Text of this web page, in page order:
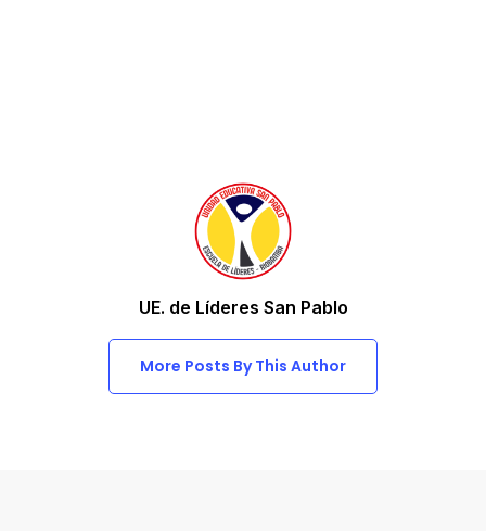
UE. de Líderes San Pablo
More Posts By This Author